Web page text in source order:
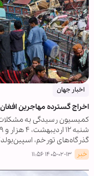
اخبار جهان
اخراج گسترده مهاجرین افغان
کمیسیون رسیدگی به مشکلات
گذرگاه‌های تورخم،
خبر ۱۴۰۵-۰۲-۱۳ ۱۱:۵۶